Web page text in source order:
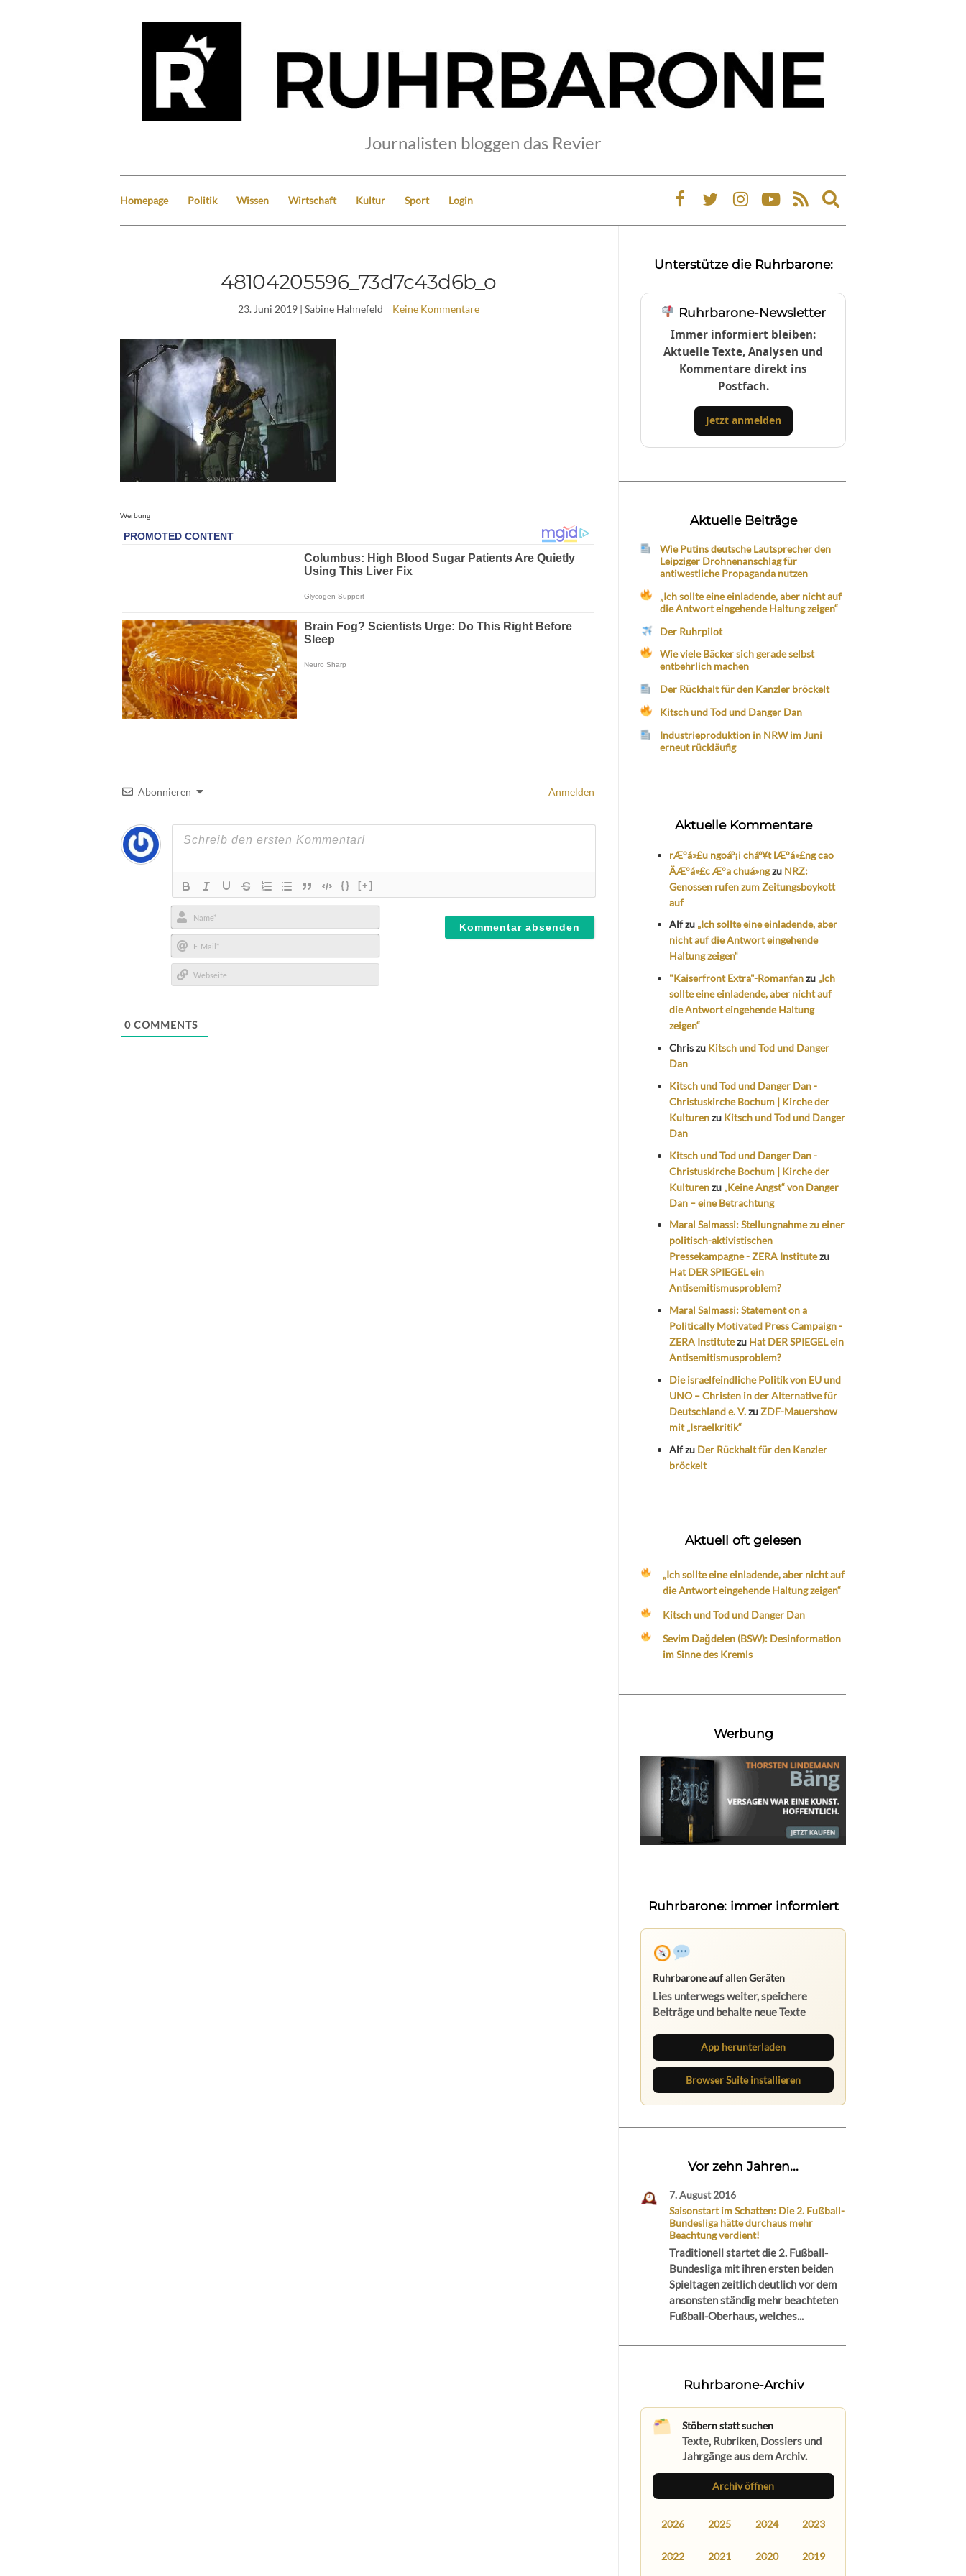
Journalisten bloggen das Revier
Homepage Politik Wissen Wirtschaft Kultur Sport Login
Expand
search
48104205596_73d7c43d6b_o
23. Juni 2019| Sabine Hahnefeld Keine Kommentare
Werbung
Abonnieren Anmelden
{} [+]
Name*
E-
Mail*
0 COMMENTS
Unterstütze die Ruhrbarone:
Ruhrbarone-Newsletter
Immer informiert bleiben:
Aktuelle Texte, Analysen und
Kommentare direkt ins
Postfach.
Jetzt anmelden
Aktuelle Beiträge
Wie Putins deutsche Lautsprecher den
Leipziger Drohnenanschlag für
antiwestliche Propaganda nutzen
„Ich sollte eine einladende, aber nicht auf
die Antwort eingehende Haltung zeigen“
Der Ruhrpilot
Wie viele Bäcker sich gerade selbst
entbehrlich machen
Der Rückhalt für den Kanzler bröckelt
Kitsch und Tod und Danger Dan
Industrieproduktion in NRW im Juni
erneut rückläufig
Aktuelle Kommentare
rÆ°á»£u ngoáº¡i cháº¥t lÆ°á»£ng cao
ÄÆ°á»£c Æ°a chuá»ngzu NRZ:
Genossen rufen zum Zeitungsboykott
auf
Alfzu „Ich sollte eine einladende, aber
nicht auf die Antwort eingehende
Haltung zeigen“
"Kaiserfront Extra"-Romanfanzu „Ich
sollte eine einladende, aber nicht auf
die Antwort eingehende Haltung
zeigen“
Chriszu Kitsch und Tod und Danger
Dan
Kitsch und Tod und Danger Dan -
Christuskirche Bochum | Kirche der
Kulturenzu Kitsch und Tod und Danger
Dan
Kitsch und Tod und Danger Dan -
Christuskirche Bochum | Kirche der
Kulturenzu „Keine Angst“ von Danger
Dan – eine Betrachtung
Maral Salmassi: Stellungnahme zu einer
politisch-aktivistischen
Pressekampagne - ZERA Institutezu
Hat DER SPIEGEL ein
Antisemitismusproblem?
Maral Salmassi: Statement on a
Politically Motivated Press Campaign -
ZERA Institutezu Hat DER SPIEGEL ein
Antisemitismusproblem?
Die israelfeindliche Politik von EU und
UNO – Christen in der Alternative für
Deutschland e. V.zuZDF-Mauershow
mit „Israelkritik“
Alfzu Der Rückhalt für den Kanzler
bröckelt
Aktuell oft gelesen
„Ich sollte eine einladende, aber nicht auf
die Antwort eingehende Haltung zeigen“
Kitsch und Tod und Danger Dan
Sevim Dağdelen (BSW): Desinformation
im Sinne des Kremls
Werbung
Ruhrbarone: immer informiert
Ruhrbarone auf allen Geräten
Lies unterwegs weiter, speichere
Beiträge und behalte neue Texte
App herunterladen
Browser Suite installieren
Vor zehn Jahren...
7. August 2016
Saisonstart im Schatten: Die 2. Fußball-
Bundesliga hätte durchaus mehr
Beachtung verdient!
Traditionell startet die 2. Fußball-
Bundesliga mit ihren ersten beiden
Spieltagen zeitlich deutlich vor dem
ansonsten ständig mehr beachteten
Fußball-Oberhaus, welches...
Ruhrbarone-Archiv
Stöbern statt suchen
Texte, Rubriken, Dossiers und
Jahrgänge aus dem Archiv.
Archiv öffnen
2026 2025 2024 2023
2022 2021 2020 2019